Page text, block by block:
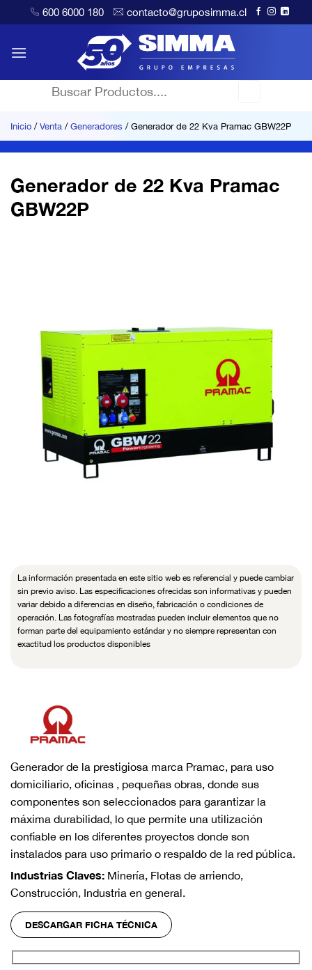
al
600 6000 180 contacto@gruposimma.cl
Buscar
Inicio / Venta / Generadores / Generador de 22 Kva Pramac GBW22P
Generador de 22 Kva Pramac
GBW22P
La información presentada en este sitio web es referencial y puede cambiar
sin previo aviso. Las especificaciones ofrecidas son informativas y pueden
variar debido a diferencias en diseño, fabricación o condiciones de
operación. Las fotografías mostradas pueden incluir elementos que no
forman parte del equipamiento estándar y no siempre representan con
exactitud los productos disponibles
Generador de la prestigiosa marca Pramac, para uso
domiciliario, oficinas , pequeñas obras, donde sus
componentes son seleccionados para garantizar la
máxima durabilidad, lo que permite una utilización
confiable en los diferentes proyectos donde son
instalados para uso primario o respaldo de la red pública.
Industrias Claves: Minería, Flotas de arriendo,
Construcción, Industria en general.
DESCARGAR FICHA TÉCNICA